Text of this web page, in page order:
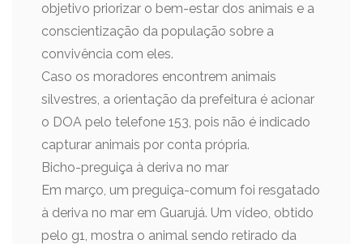
objetivo priorizar o bem-estar dos animais e a
conscientização da população sobre a
convivência com eles.
Caso os moradores encontrem animais
silvestres, a orientação da prefeitura é acionar
o DOA pelo telefone 153, pois não é indicado
capturar animais por conta própria.
Bicho-preguiça à deriva no mar
Em março, um preguiça-comum foi resgatado
à deriva no mar em Guarujá. Um vídeo, obtido
pelo g1, mostra o animal sendo retirado da